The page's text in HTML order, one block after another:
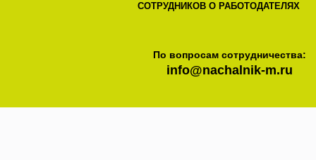
СОТРУДНИКОВ О РАБОТОДАТЕЛЯХ
По вопросам сотрудничества:
info@nachalnik-m.ru